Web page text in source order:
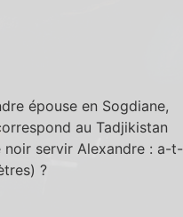
épouse en Sogdiane,
au Tadjikistan
noir servir Alexandre : a-t-
?